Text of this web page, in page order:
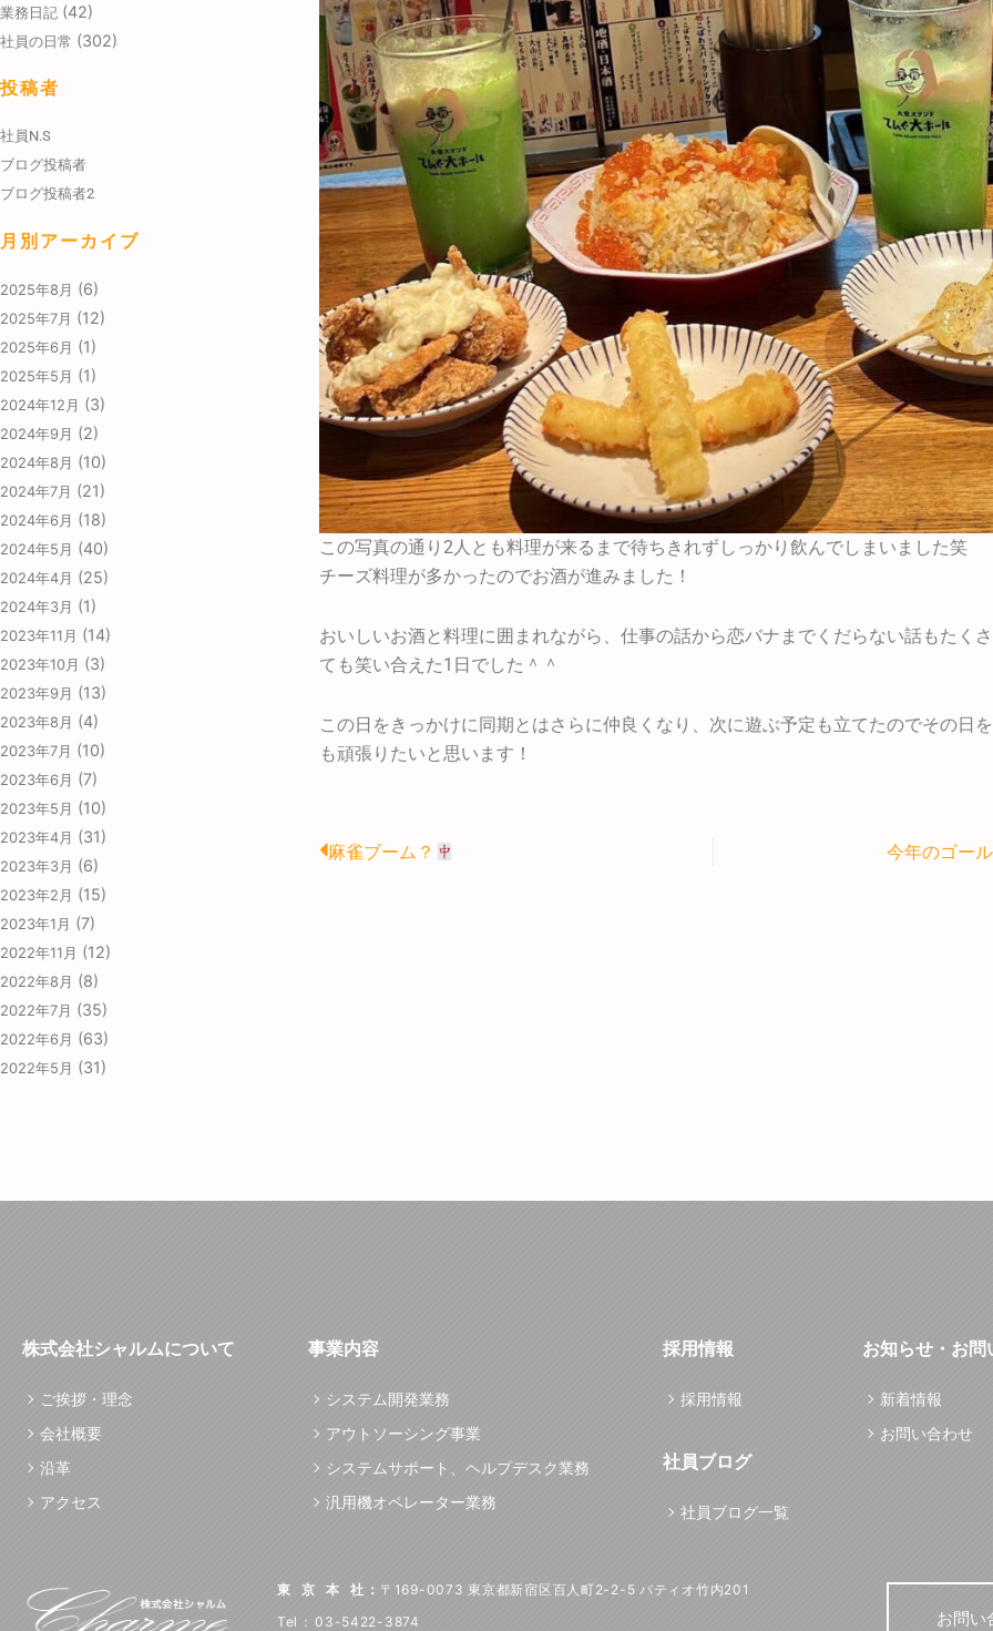
業務日記 (42)
社員の日常 (302)
投稿者
社員N.S
ブログ投稿者
ブログ投稿者2
月別アーカイブ
2025年8月 (6)
2025年7月 (12)
2025年6月 (1)
2025年5月 (1)
2024年12月 (3)
2024年9月 (2)
2024年8月 (10)
2024年7月 (21)
2024年6月 (18)
2024年5月 (40)
2024年4月 (25)
2024年3月 (1)
2023年11月 (14)
2023年10月 (3)
2023年9月 (13)
2023年8月 (4)
2023年7月 (10)
2023年6月 (7)
2023年5月 (10)
2023年4月 (31)
2023年3月 (6)
2023年2月 (15)
2023年1月 (7)
2022年11月 (12)
2022年8月 (8)
2022年7月 (35)
2022年6月 (63)
2022年5月 (31)
この写真の通り2人とも料理が来るまで待ちきれずしっかり飲んでしまいました笑
チーズ料理が多かったのでお酒が進みました！
おいしいお酒と料理に囲まれながら、仕事の話から恋バナまでくだらない話もたく
ても笑い合えた1日でした＾＾
この日をきっかけに同期とはさらに仲良くなり、次に遊ぶ予定も立てたのでその日
も頑張りたいと思います！
Prev
麻雀ブーム？ 今年のゴー
株式会社シャルムについて
ご挨拶・理念
会社概要
沿革
アクセス
事業内容
システム開発業務
アウトソーシング事業
システムサポート、ヘルプデスク業務
汎用機オペレーター業務
採用情報
採用情報
社員ブログ
社員ブログ一覧
お知らせ・お問
新着情報
お問い合わせ
東京本社 ： 〒169-0073 東京都新宿区百人町2-2-5 パティオ竹内201
Tel ： 03-5422-3874 お問い